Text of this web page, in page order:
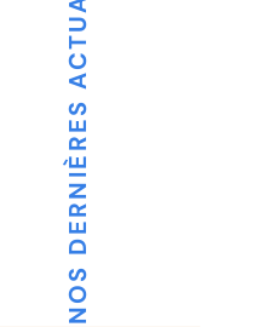
NOS DERNIÈRES ACTUALITÉS